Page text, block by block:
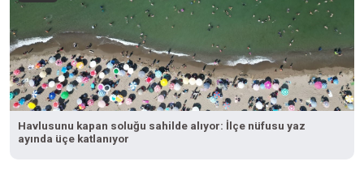
Havlusunu kapan soluğu sahilde alıyor: İlçe nüfusu yaz
ayında üçe katlanıyor